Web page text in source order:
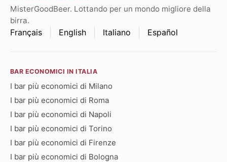
MisterGoodBeer. Lottando per un mondo migliore della
birra.
Français English Italiano Español
BAR ECONOMICI IN ITALIA
I bar più economici di Milano
I bar più economici di Roma
I bar più economici di Napoli
I bar più economici di Torino
I bar più economici di Firenze
I bar più economici di Bologna